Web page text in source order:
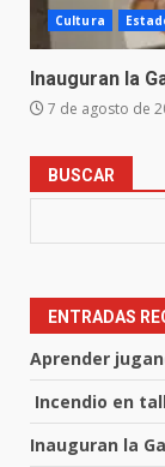
Cultura
Inauguran la
7 de agosto de
BUSCAR
ENTRADAS
Aprender
Incendio en
Inauguran la